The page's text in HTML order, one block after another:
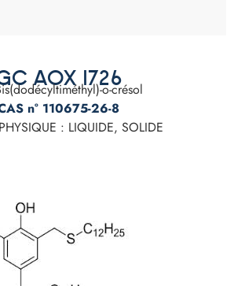
AOX 1726o-crésol
n° 110675-26-8
: LIQUIDE, SOLIDE